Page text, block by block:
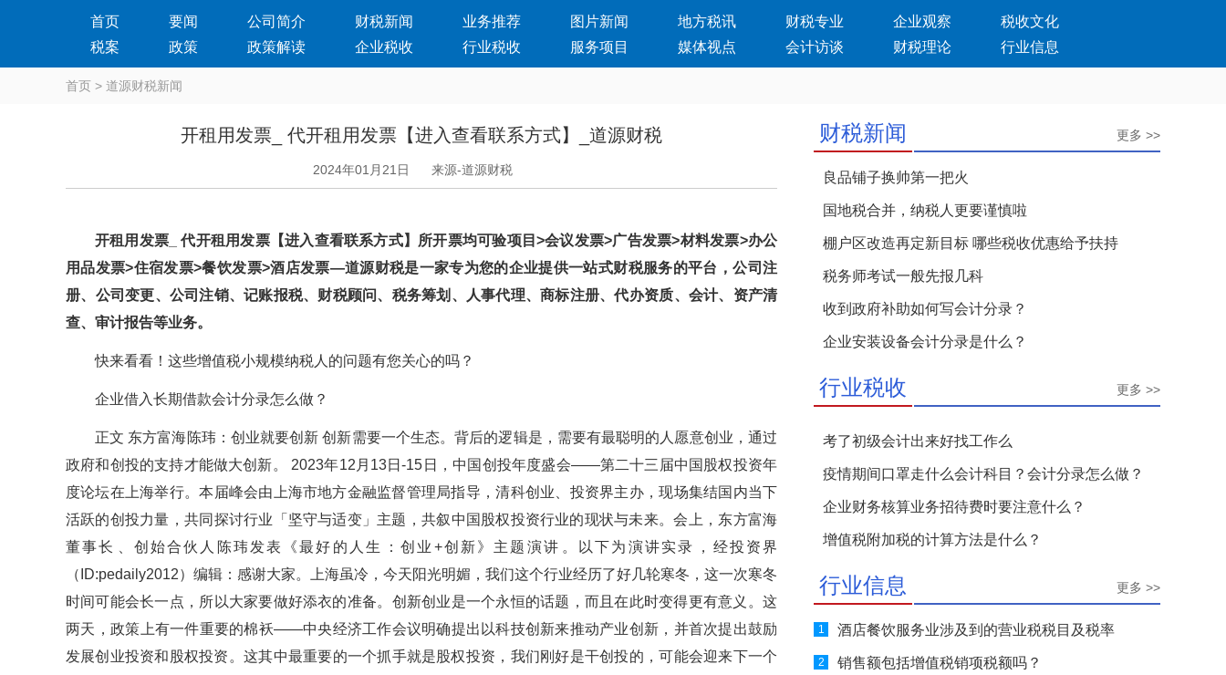
首页 要闻 公司简介 财税新闻 业务推荐 图片新闻 地方税讯 财税专业 企业观察
税收文化
税案
政策 政策解读 企业税收 行业税收 服务项目 媒体视点 会计访谈 财税理论 行业信息
首页 > 道源财税新闻
开租用发票_ 代开租用发票【进入查看联系方式】_道源财税
2024年01月21日 来源-道源财税
开租用发票_ 代开租用发票【进入查看联系方式】所开票均可验项目>会议发票>广告发票>材料发票>办公
用品发票>住宿发票>餐饮发票>酒店发票—道源财税是一家专为您的企业提供一站式财税服务的平台，公司注
册、公司变更、公司注销、记账报税、财税顾问、税务筹划、人事代理、商标注册、代办资质、会计、资产清
查、审计报告等业务。
快来看看！这些增值税小规模纳税人的问题有您关心的吗？
企业借入长期借款会计分录怎么做？
正文 东方富海陈玮：创业就要创新 创新需要一个生态。背后的逻辑是，需要有最聪明的人愿意创业，通过
政府和创投的支持才能做大创新。 2023年12月13日-15日，中国创投年度盛会——第二十三届中国股权投资年
度论坛在上海举行。本届峰会由上海市地方金融监督管理局指导，清科创业、投资界主办，现场集结国内当下
活跃的创投力量，共同探讨行业「坚守与适变」主题，共叙中国股权投资行业的现状与未来。会上，东方富海
董事长、创始合伙人陈玮发表《最好的人生：创业+创新》主题演讲。以下为演讲实录，经投资界
（ID:pedaily2012）编辑：感谢大家。上海虽冷，今天阳光明媚，我们这个行业经历了好几轮寒冬，这一次寒冬
时间可能会长一点，所以大家要做好添衣的准备。创新创业是一个永恒的话题，而且在此时变得更有意义。这
两天，政策上有一件重要的棉袄——中央经济工作会议明确提出以科技创新来推动产业创新，并首次提出鼓励
发展创业投资和股权投资。这其中最重要的一个抓手就是股权投资，我们刚好是干创投的，可能会迎来下一个
财税新闻 更多 >>
良品铺子换帅第一把火
国地税合并，纳税人更要谨慎啦
棚户区改造再定新目标 哪些税收优惠给予扶持
税务师考试一般先报几科
收到政府补助如何写会计分录？
企业安装设备会计分录是什么？
行业税收 更多 >>
考了初级会计出来好找工作么
疫情期间口罩走什么会计科目？会计分录怎么做？
企业财务核算业务招待费时要注意什么？
增值税附加税的计算方法是什么？
行业信息 更多 >>
1 酒店餐饮服务业涉及到的营业税税目及税率
2 销售额包括增值税销项税额吗？